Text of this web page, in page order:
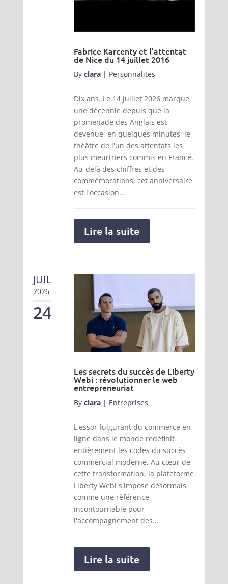
Fabrice Karcenty et l’attentat
de Nice du 14 juillet 2016
By clara| Personnalites
Dix ans. Le 14 juillet 2026 marque
une décennie depuis que la
promenade des Anglais est
devenue, en quelques minutes, le
théâtre de l'un des attentats les
plus meurtriers commis en France.
Au-delà des chiffres et des
commémorations, cet anniversaire
est l'occasion...
Lire la suite
JUIL
2026
24
Les secrets du succès de Liberty
Webi : révolutionner le web
entrepreneuriat
By clara| Entreprises
L'essor fulgurant du commerce en
ligne dans le monde redéfinit
entièrement les codes du succès
commercial moderne. Au cœur de
cette transformation, la plateforme
Liberty Webi s'impose désormais
comme une référence
incontournable pour
l'accompagnement des...
Lire la suite